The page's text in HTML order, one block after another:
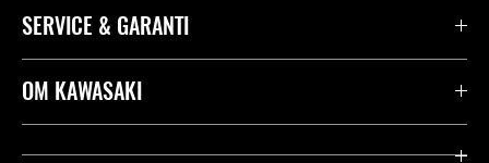
SERVICE & GARANTI
Kontakta oss
OM KAWASAKI
Företag